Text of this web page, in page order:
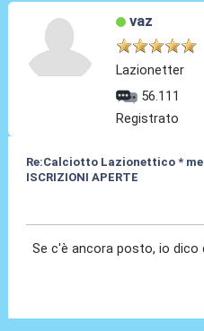
vaz
Lazionetter
56.111
Registrato
Re:Calciotto Lazionettico *
ISCRIZIONI APERTE
Se c'è ancora posto, io dico